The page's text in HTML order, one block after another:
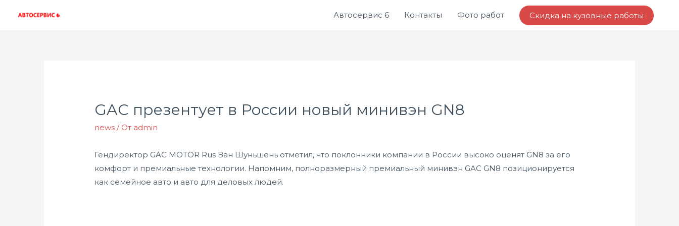
Автосервис 6 Контакты Фото работ Скидка на кузовные работы
GAC презентует в России новый минивэн GN8
news / От admin
Гендиректор GAC MOTOR Rus Ван Шуньшень отметил, что поклонники компании в России высоко оценят GN8 за его
комфорт и премиальные технологии. Напомним, полноразмерный премиальный минивэн GAC GN8 позиционируется
как семейное авто и авто для деловых людей.